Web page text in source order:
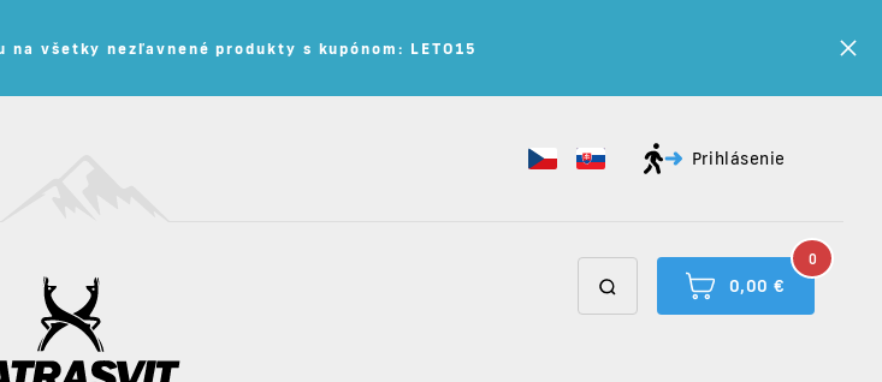
všetky nezľavnené produkty s kupónom: LETO15
Prihlásenie
0,00 €
0